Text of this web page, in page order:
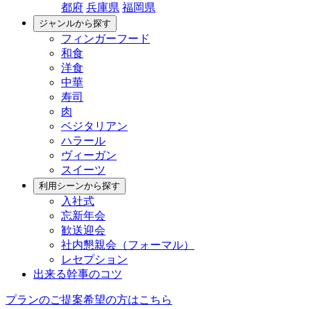
都府 兵庫県 福岡県
ジャンルから探す
フィンガーフード
和食
洋食
中華
寿司
肉
ベジタリアン
ハラール
ヴィーガン
スイーツ
利用シーンから探す
入社式
忘新年会
歓送迎会
社内懇親会（フォーマル）
レセプション
出来る幹事のコツ
プランのご提案希望の方はこちら